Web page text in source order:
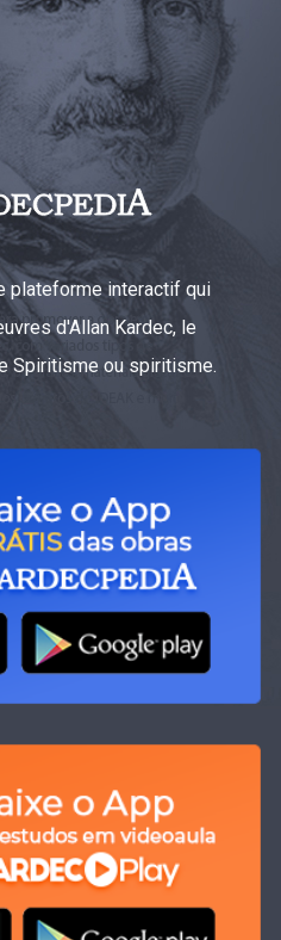
plateforme interactif qui
d'Allan Kardec, le
Spiritisme ou spiritisme.